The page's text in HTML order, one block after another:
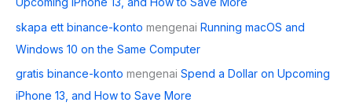
skapa ett binance-konto mengenai Running macOS and
Windows 10 on the Same Computer
gratis binance-konto mengenai Spend a Dollar on Upcoming
iPhone 13, and How to Save More